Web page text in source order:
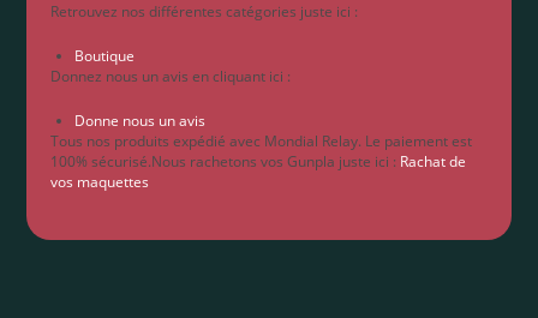
Retrouvez nos différentes catégories juste ici :
Boutique
Donnez nous un avis en cliquant ici :
Donne nous un avis
Tous nos produits expédié avec Mondial Relay. Le paiement est
100% sécurisé.Nous rachetons vos Gunpla juste ici : Rachat de
vos maquettes